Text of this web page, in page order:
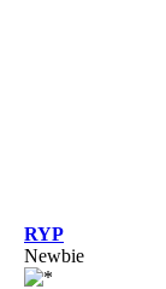
RYP
Newbie